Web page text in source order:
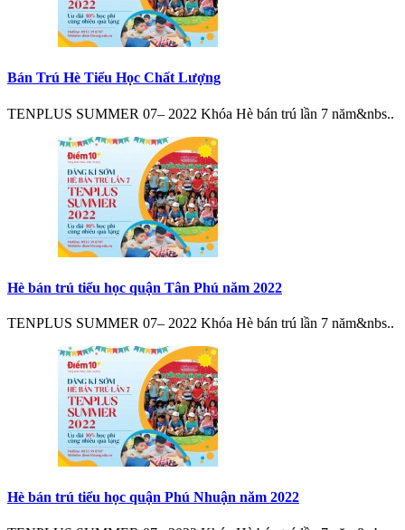
Bán Trú Hè Tiểu Học Chất Lượng
TENPLUS SUMMER 07– 2022 Khóa Hè bán trú lần 7 năm&nbs..
Hè bán trú tiểu học quận Tân Phú năm 2022
TENPLUS SUMMER 07– 2022 Khóa Hè bán trú lần 7 năm&nbs..
Hè bán trú tiểu học quận Phú Nhuận năm 2022